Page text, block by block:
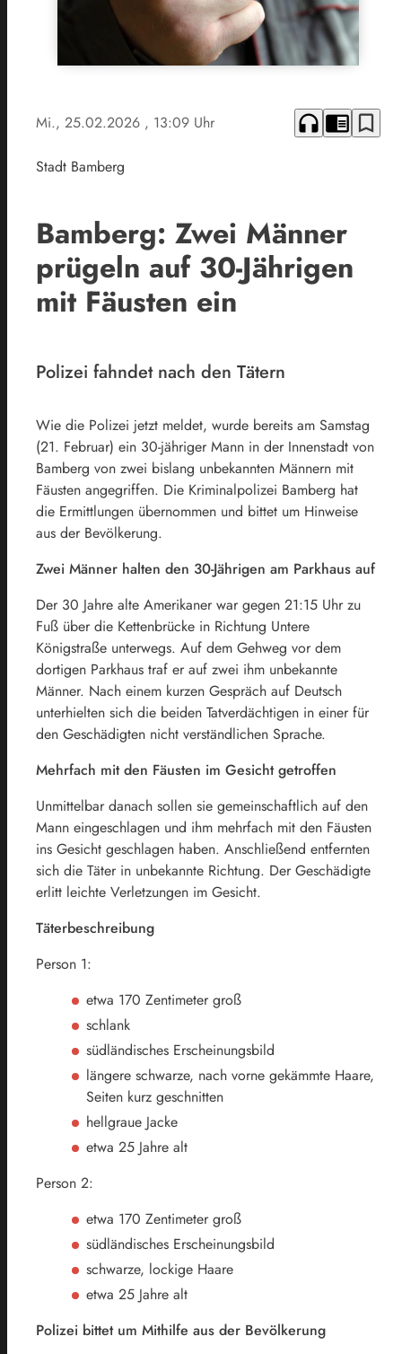
Mi., 25.02.2026 , 13:09 Uhr headphones chrome_reader_mode bookmark_border
Stadt Bamberg
Bamberg: Zwei Männer
prügeln auf 30-Jährigen
mit Fäusten ein
Polizei fahndet nach den Tätern
Wie die Polizei jetzt meldet, wurde bereits am Samstag
(21. Februar) ein 30-jähriger Mann in der Innenstadt von
Bamberg von zwei bislang unbekannten Männern mit
Fäusten angegriffen. Die Kriminalpolizei Bamberg hat
die Ermittlungen übernommen und bittet um Hinweise
aus der Bevölkerung.
Zwei Männer halten den 30-Jährigen am Parkhaus auf
Der 30 Jahre alte Amerikaner war gegen 21:15 Uhr zu
Fuß über die Kettenbrücke in Richtung Untere
Königstraße unterwegs. Auf dem Gehweg vor dem
dortigen Parkhaus traf er auf zwei ihm unbekannte
Männer. Nach einem kurzen Gespräch auf Deutsch
unterhielten sich die beiden Tatverdächtigen in einer für
den Geschädigten nicht verständlichen Sprache.
Mehrfach mit den Fäusten im Gesicht getroffen
Unmittelbar danach sollen sie gemeinschaftlich auf den
Mann eingeschlagen und ihm mehrfach mit den Fäusten
ins Gesicht geschlagen haben. Anschließend entfernten
sich die Täter in unbekannte Richtung. Der Geschädigte
erlitt leichte Verletzungen im Gesicht.
Täterbeschreibung
Person 1:
etwa 170 Zentimeter groß
schlank
südländisches Erscheinungsbild
längere schwarze, nach vorne gekämmte Haare,
Seiten kurz geschnitten
hellgraue Jacke
etwa 25 Jahre alt
Person 2:
etwa 170 Zentimeter groß
südländisches Erscheinungsbild
schwarze, lockige Haare
etwa 25 Jahre alt
Polizei bittet um Mithilfe aus der Bevölkerung